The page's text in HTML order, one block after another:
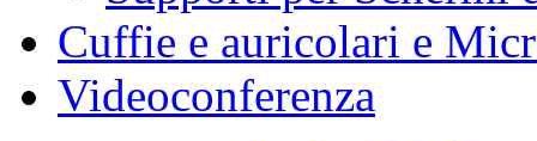
Cuffie e auricolari e
Videoconferenza